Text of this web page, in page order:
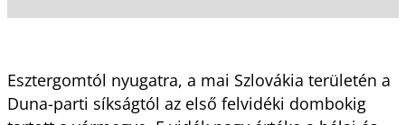
Esztergomtól nyugatra, a mai Szlovákia területén a
Duna-parti síkságtól az első felvidéki dombokig